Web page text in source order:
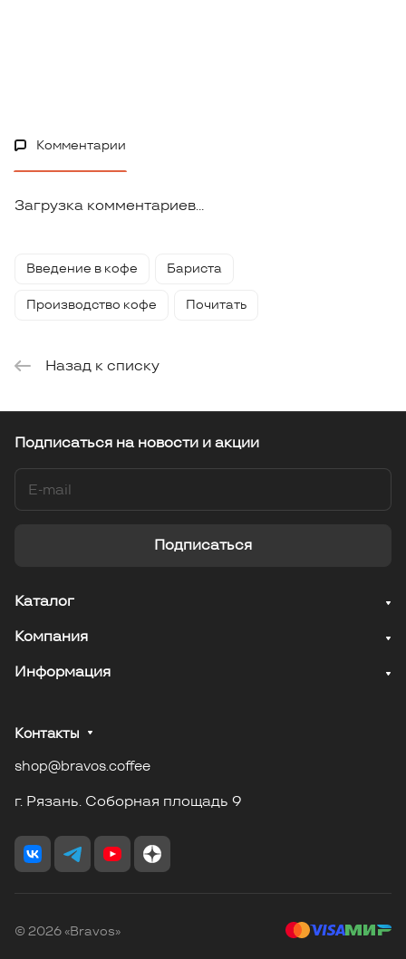
Комментарии
Загрузка комментариев...
Введение в кофе
Бариста
Производство кофе
Почитать
Назад к списку
Подписаться на новости и акции
Подписаться
Каталог
Компания
Информация
Контакты
shop@bravos.coffee
г. Рязань. Соборная площадь 9
© 2026 «Bravos»